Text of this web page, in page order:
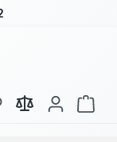
У вас є 0 у списку